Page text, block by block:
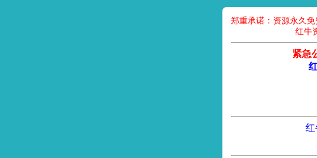
郑重承诺：资源永久
红牛
紧急
红